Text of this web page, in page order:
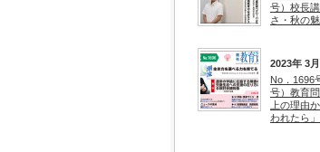
号）校長
さ・秋の
2023年 3
No．1696
号）教育
上の理由
われたら